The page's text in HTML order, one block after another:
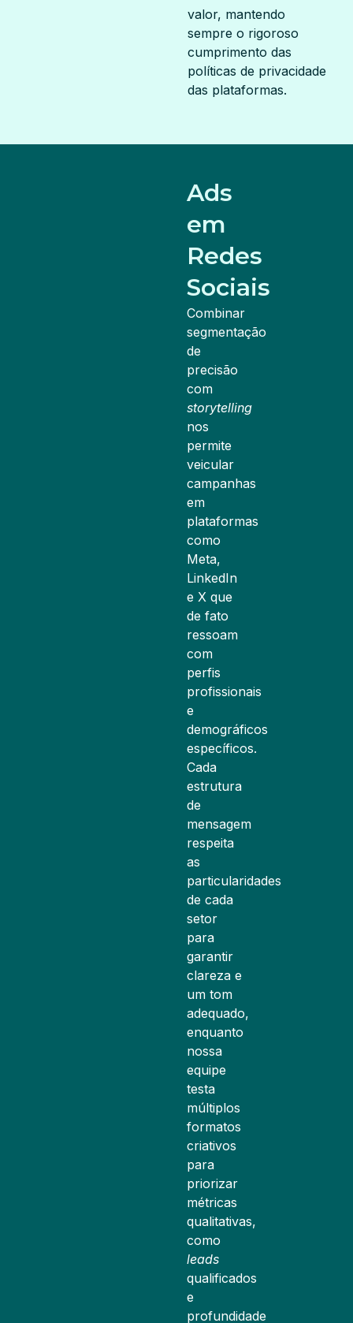
valor, mantendo
sempre o rigoroso
cumprimento das
políticas de privacidade
das plataformas.
Ads
em
Redes
Sociais
Combinar
segmentação
de
precisão
com
storytelling
nos
permite
veicular
campanhas
em
plataformas
como
Meta,
LinkedIn
e X que
de fato
ressoam
com
perfis
profissionais
e
demográficos
específicos.
Cada
estrutura
de
mensagem
respeita
as
particularidades
de cada
setor
para
garantir
clareza e
um tom
adequado,
enquanto
nossa
equipe
testa
múltiplos
formatos
criativos
para
priorizar
métricas
qualitativas,
como
leads
qualificados
e
profundidade